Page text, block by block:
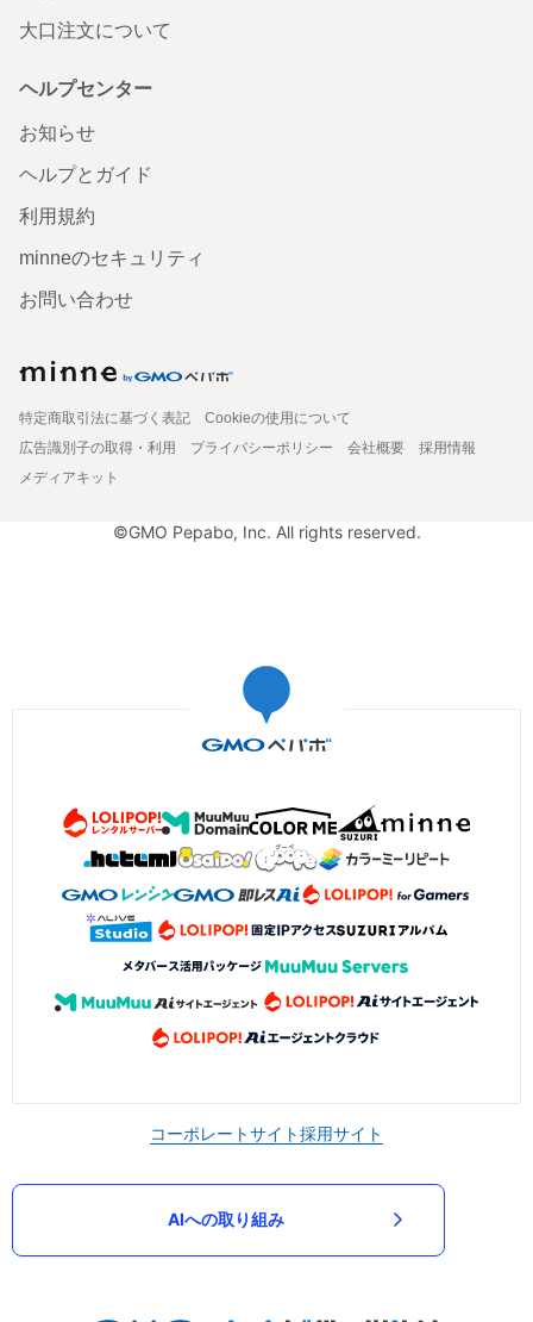
大口注文について
ヘルプセンター
お知らせ
ヘルプとガイド
利用規約
minneのセキュリティ
お問い合わせ
特定商取引法に基づく表記
Cookieの使用について
広告識別子の取得・利用
プライバシーポリシー 会社概要
採用情報
メディアキット
©GMO Pepabo, Inc. All rights reserved.
コーポレートサイト採用サイト
AIへの取り組み